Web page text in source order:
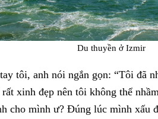
Du thuyền ở Izmir
tôi, anh nói ngắn gọn: “Tôi đã
rất xinh đẹp nên tôi không thể
cho mình ư? Đúng lúc mình xấu